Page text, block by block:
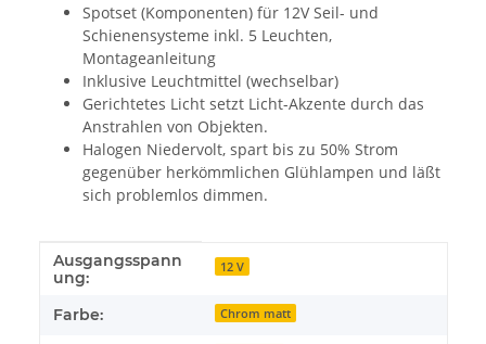
Spotset (Komponenten) für 12V Seil- und
Schienensysteme inkl. 5 Leuchten,
Montageanleitung
Inklusive Leuchtmittel (wechselbar)
Gerichtetes Licht setzt Licht-Akzente durch das
Anstrahlen von Objekten.
Halogen Niedervolt, spart bis zu 50% Strom
gegenüber herkömmlichen Glühlampen und läßt
sich problemlos dimmen.
Produkteigenschaft
Wert
Ausgangsspann
ung:
12 V
Farbe: Chrom matt